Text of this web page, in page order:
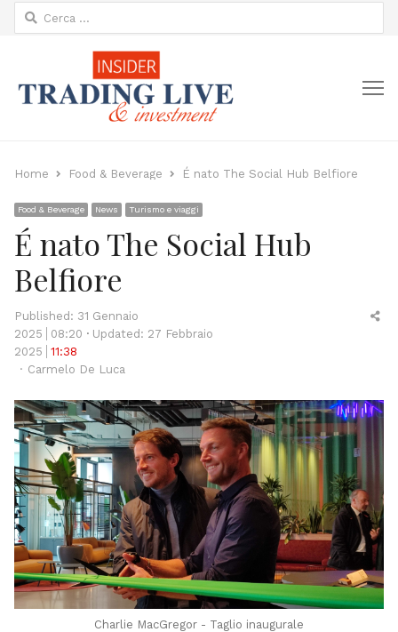
Ricerca
per:
Home Food & Beverage É nato The Social Hub Belfiore
Food & Beverage News Turismo e viaggi
É nato The Social Hub
Belfiore
Published: 31 Gennaio
2025
08:20
Updated: 27 Febbraio
2025
11:38
Author
Carmelo De Luca
Charlie MacGregor - Taglio inaugurale